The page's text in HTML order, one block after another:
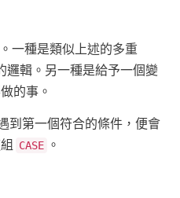
一種是類似上述的多重
邏輯。另一種是給予一個變
的事。
到第一個符合的條件，便會
CASE 。